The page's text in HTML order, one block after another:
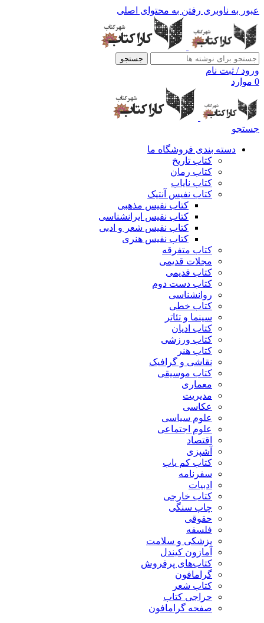
عبور به ناوبری رفتن به محتوای اصلی
جستجو
ورود / ثبت نام
0 موارد
جستجو
دسته بندی فروشگاه ما
کتاب تاریخ
کتاب رمان
کتاب نایاب
کتاب نفیس آنتیک
کتاب نفیس مذهبی
کتاب نفیس ایرانشناسی
کتاب نفیس شعر و ادبی
کتاب نفیس هنری
کتاب متفرقه
مجلات قدیمی
کتاب قدیمی
کتاب دست دوم
روانشناسی
کتاب خطی
سینما و تئاتر
کتاب ادیان
کتاب ورزشی
کتاب هنر
نقاشی و گرافیک
کتاب موسیقی
معماری
مدیریت
عکاسی
علوم سیاسی
علوم اجتماعی
اقتصاد
آشپزی
کتاب کم یاب
سفرنامه
ادبیات
کتاب خارجی
چاپ سنگی
حقوقی
فلسفه
پزشکی و سلامت
آمازون کیندل
کتاب‌های پرفروش
گرامافون
کتاب شعر
حراجی کتاب
صفحه گرامافون